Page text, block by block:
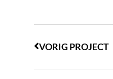
VORIG PROJECT